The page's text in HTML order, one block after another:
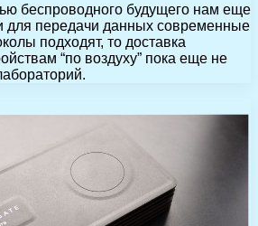
беспроводного будущего нам еще
для передачи данных современные
подходят, то доставка
“по воздуху” пока еще не